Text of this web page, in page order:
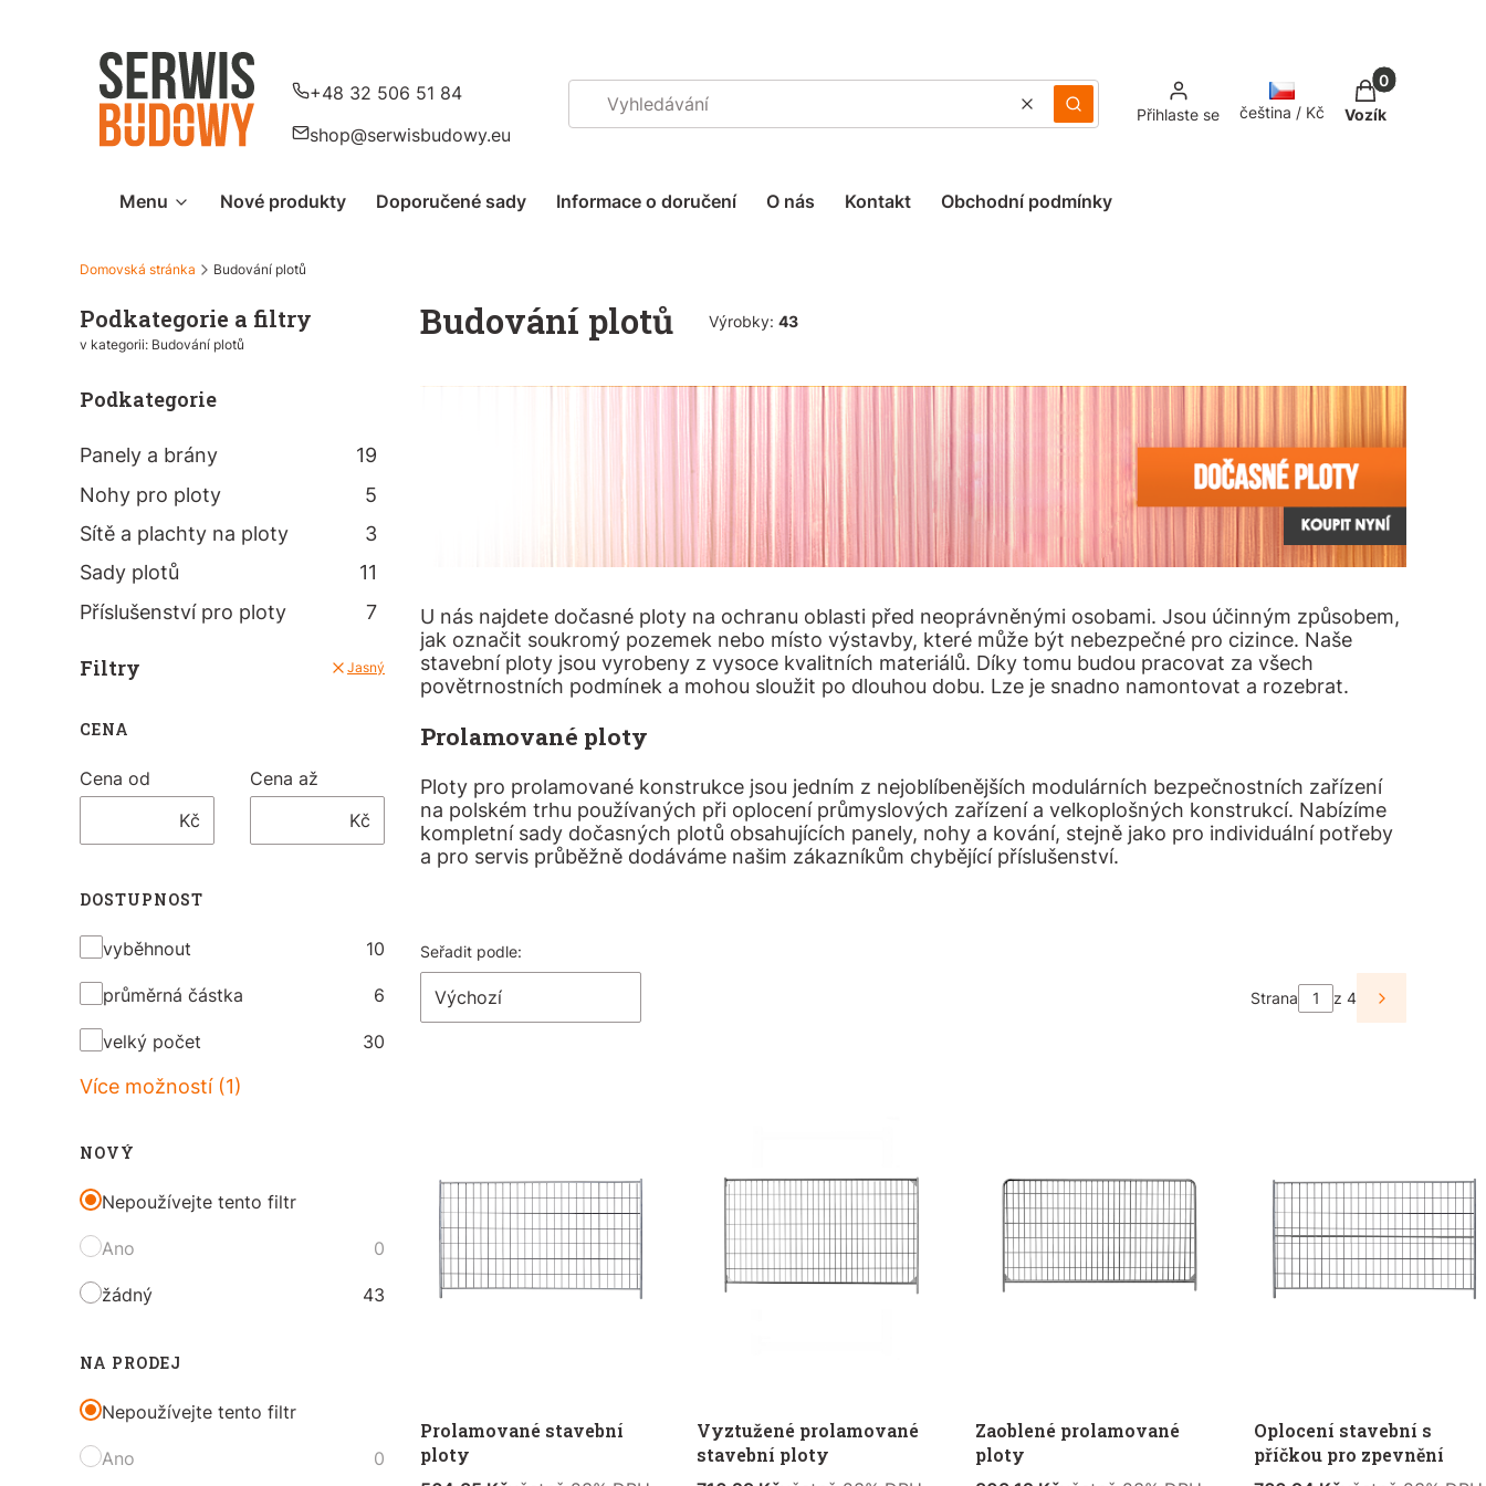
+48 32 506 51 84
shop@serwisbudowy.eu
JasnýVyhledáváníPřihlaste se čeština / Kč
Produkty v
Vozík
Menu Nové produkty Doporučené sady Informace o doručení O nás Kontakt Obchodní podmínky
Domovská stránka Budování plotů
Podkategorie a filtry
v kategorii: Budování plotů
Podkategorie
Panely a brány
19
Nohy pro ploty
5
Sítě a plachty na ploty
3
Sady plotů
11
Příslušenství pro ploty
7
Filtry Jasný
CENA
Cena od
Kč
Cena až
Kč
DOSTUPNOST
Dostupnost
vyběhnout 10
průměrná částka 6
velký počet 30
Více možností (1)
NOVÝ
Nepoužívejte tento filtr
Ano 0
žádný 43
NA PRODEJ
Nepoužívejte tento filtr
Ano 0
Budování plotů Výrobky: 43
U nás najdete dočasné ploty na ochranu oblasti před neoprávněnými osobami. Jsou účinným způsobem,
jak označit soukromý pozemek nebo místo výstavby, které může být nebezpečné pro cizince. Naše
stavební ploty jsou vyrobeny z vysoce kvalitních materiálů. Díky tomu budou pracovat za všech
povětrnostních podmínek a mohou sloužit po dlouhou dobu. Lze je snadno namontovat a rozebrat.
Prolamované ploty
Ploty pro prolamované konstrukce jsou jedním z nejoblíbenějších modulárních bezpečnostních zařízení
na polském trhu používaných při oplocení průmyslových zařízení a velkoplošných konstrukcí. Nabízíme
kompletní sady dočasných plotů obsahujících panely, nohy a kování, stejně jako pro individuální potřeby
a pro servis průběžně dodáváme našim zákazníkům chybějící příslušenství.
Seznam produktů
Seřadit podle:
Výchozí Strana z 4
Další
Prolamované stavební
ploty
Vyztužené prolamované
stavební ploty
Zaoblené prolamované
ploty
Oplocení stavební s
příčkou pro zpevnění